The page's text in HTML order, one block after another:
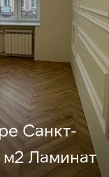
Санкт-
Ламинат